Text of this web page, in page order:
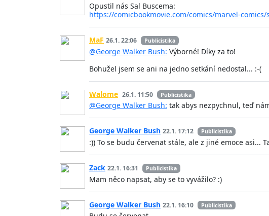
Opustil nás Sal Buscema:
https://comicbookmovie.com/comics/marvel-
MaF 26.1. 22:06 Publicistika
@George Walker Bush: Výborné! Díky za to!
Bohužel jsem se ani na jedno setkání nedostal... :-(
Walome 26.1. 11:50 Publicistika
@George Walker Bush: tak abys nezpychnul, teď
George Walker Bush 22.1. 17:12 Publicistika
:)) To se budu červenat stále, ale z jiné emoce asi...
Zack 22.1. 16:31 Publicistika
Mam něco napsat, aby se to vyvážilo? :)
George Walker Bush 22.1. 16:10 Publicistika